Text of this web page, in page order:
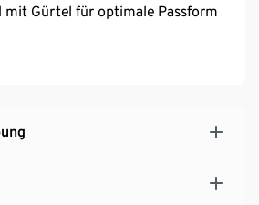
mit Gürtel für optimale Passform
am Bein und Gesäß